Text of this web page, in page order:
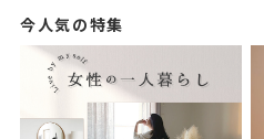
今人気の特集